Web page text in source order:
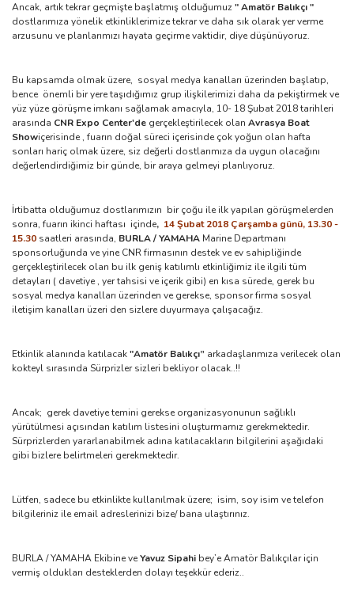
Ancak, artık tekrar geçmişte başlatmış olduğumuz" Amatör Balıkçı "
dostlarımıza yönelik etkinliklerimize tekrar ve daha sık olarak yer verme
arzusunu ve planlarımızı hayata geçirme vaktidir, diye düşünüyoruz.
Bu kapsamda olmak üzere, sosyal medya kanalları üzerinden başlatıp,
bence önemli bir yere taşıdığımız grup ilişkilerimizi daha da pekiştirmek ve
yüz yüze görüşme imkanı sağlamak amacıyla, 10- 18 Şubat 2018 tarihleri
arasında CNR Expo Center'de gerçekleştirilecek olan Avrasya Boat
Showiçerisinde , fuarın doğal süreci içerisinde çok yoğun olan hafta
sonları hariç olmak üzere, siz değerli dostlarımıza da uygun olacağını
değerlendirdiğimiz bir günde, bir araya gelmeyi planlıyoruz.
İrtibatta olduğumuz dostlarımızın bir çoğu ile ilk yapılan görüşmelerden
sonra, fuarın ikinci haftası içinde, 14 Şubat 2018 Çarşamba günü, 13.30 -
15.30 saatleri arasında, BURLA / YAMAHA Marine Departmanı
sponsorluğunda ve yine CNR firmasının destek ve ev sahipliğinde
gerçekleştirilecek olan bu ilk geniş katılımlı etkinliğimiz ile ilgili tüm
detayları ( davetiye , yer tahsisi ve içerik gibi) en kısa sürede, gerek bu
sosyal medya kanalları üzerinden ve gerekse, sponsor firma sosyal
iletişim kanalları üzeri den sizlere duyurmaya çalışacağız.
Etkinlik alanında katılacak"Amatör Balıkçı” arkadaşlarımıza verilecek olan
kokteyl sırasında Sürprizler sizleri bekliyor olacak..!!
Ancak; gerek davetiye temini gerekse organizasyonunun sağlıklı
yürütülmesi açısından katılım listesini oluşturmamız gerekmektedir.
Sürprizlerden yararlanabilmek adına katılacakların bilgilerini aşağıdaki
gibi bizlere belirtmeleri gerekmektedir.
Lütfen, sadece bu etkinlikte kullanılmak üzere; isim, soy isim ve telefon
bilgileriniz ile email adreslerinizi bize/ bana ulaştırınız.
BURLA / YAMAHA Ekibine veYavuz Sipahi bey’e Amatör Balıkçılar için
vermiş oldukları desteklerden dolayı teşekkür ederiz..